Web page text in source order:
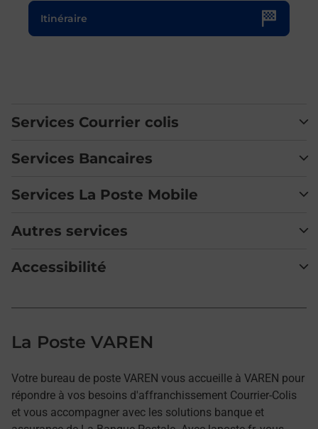
Itinéraire
Le lien s'ouvre dans un nouvel onglet
Services Courrier colis
Services Bancaires
Services La Poste Mobile
Autres services
Accessibilité
La Poste VAREN
Votre bureau de poste VAREN vous accueille à VAREN pour
répondre à vos besoins d'affranchissement Courrier-Colis
et vous accompagner avec les solutions banque et